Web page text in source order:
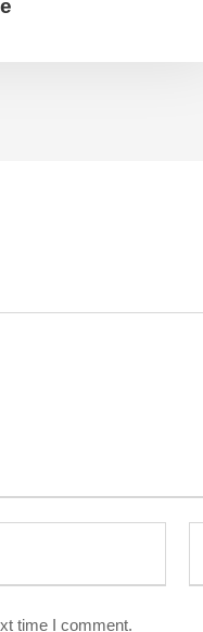
time I comment.